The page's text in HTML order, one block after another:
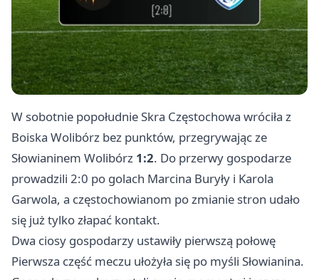
W sobotnie popołudnie Skra Częstochowa wróciła z
Boiska Wolibórz bez punktów, przegrywając ze
Słowianinem Wolibórz 1:2. Do przerwy gospodarze
prowadzili 2:0 po golach Marcina Buryły i Karola
Garwola, a częstochowianom po zmianie stron udało
się już tylko złapać kontakt.
Dwa ciosy gospodarzy ustawiły pierwszą połowę
Pierwsza część meczu ułożyła się po myśli Słowianina.